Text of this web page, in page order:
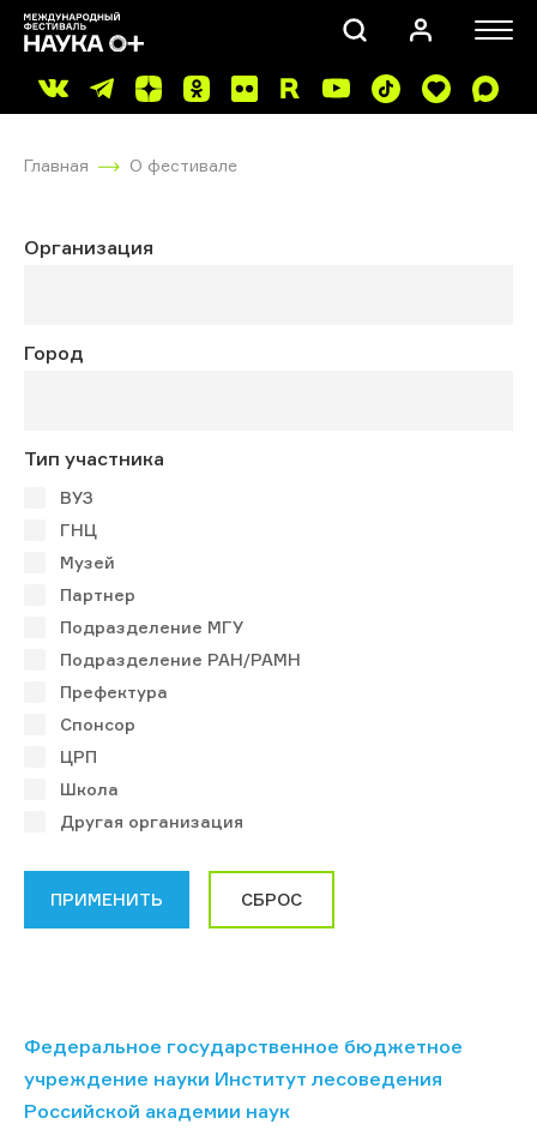
Главная О фестивале
Организация
Город
Тип участника
ВУЗ
ГНЦ
Музей
Партнер
Подразделение МГУ
Подразделение РАН/РАМН
Префектура
Спонсор
ЦРП
Школа
Другая организация
Федеральное государственное бюджетное
учреждение науки Институт лесоведения
Российской академии наук